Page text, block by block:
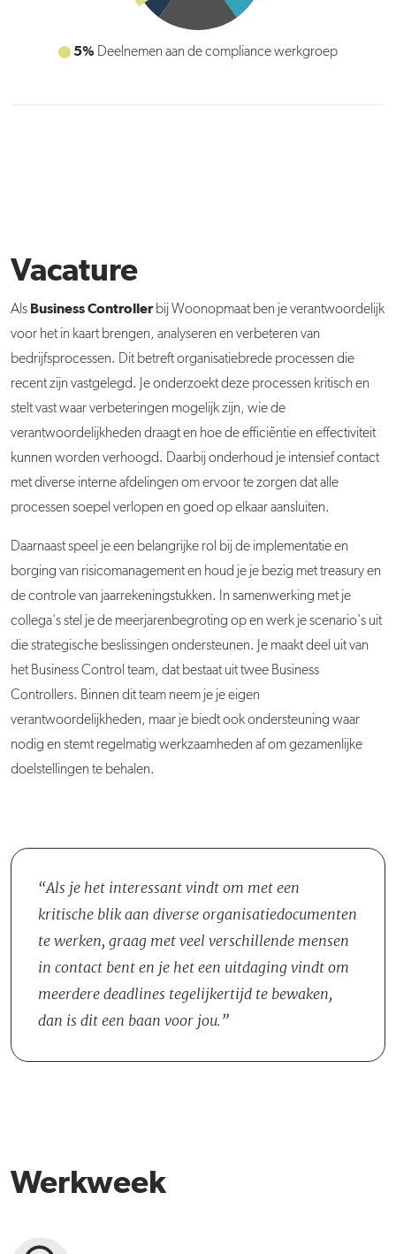
5% Deelnemen aan de compliance werkgroep
10% Jaarrekening en interimcontrole bijhouden
Vacature
Als Business Controllerbij Woonopmaat ben je verantwoordelijk
voor het in kaart brengen, analyseren en verbeteren van
bedrijfsprocessen. Dit betreft organisatiebrede processen die
recent zijn vastgelegd. Je onderzoekt deze processen kritisch en
stelt vast waar verbeteringen mogelijk zijn, wie de
verantwoordelijkheden draagt en hoe de efficiëntie en effectiviteit
kunnen worden verhoogd. Daarbij onderhoud je intensief contact
met diverse interne afdelingen om ervoor te zorgen dat alle
processen soepel verlopen en goed op elkaar aansluiten.
Daarnaast speel je een belangrijke rol bij de implementatie en
borging van risicomanagement en houd je je bezig met treasury en
de controle van jaarrekeningstukken. In samenwerking met je
collega's stel je de meerjarenbegroting op en werk je scenario's uit
die strategische beslissingen ondersteunen. Je maakt deel uit van
het Business Control team, dat bestaat uit twee Business
Controllers. Binnen dit team neem je je eigen
verantwoordelijkheden, maar je biedt ook ondersteuning waar
nodig en stemt regelmatig werkzaamheden af om gezamenlijke
doelstellingen te behalen.
Als je het interessant vindt om met een
kritische blik aan diverse organisatiedocumenten
te werken, graag met veel verschillende mensen
in contact bent en je het een uitdaging vindt om
meerdere deadlines tegelijkertijd te bewaken,
dan is dit een baan voor jou.
Werkweek